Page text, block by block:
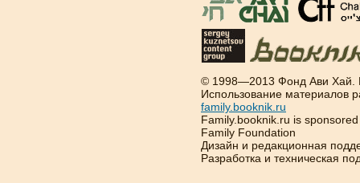
© 1998—2013 Фонд Ави Хай.
Использование материалов
family.booknik.ru
Family.booknik.ru is
Family Foundation
Дизайн и редакционная
Разработка и техническая